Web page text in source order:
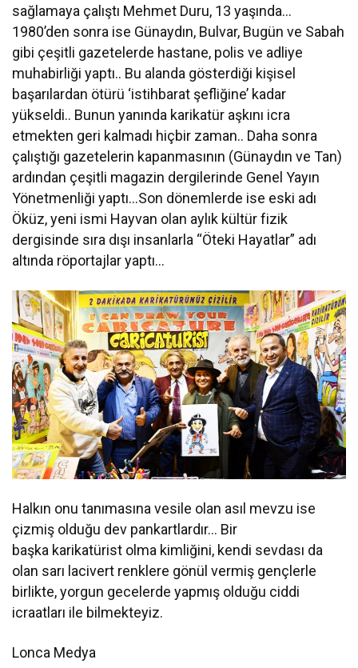
sağlamaya çalıştı Mehmet Duru, 13 yaşında…
1980’den sonra ise Günaydın, Bulvar, Bugün ve Sabah
gibi çeşitli gazetelerde hastane, polis ve adliye
muhabirliği yaptı.. Bu alanda gösterdiği kişisel
başarılardan ötürü ‘istihbarat şefliğine’ kadar
yükseldi.. Bunun yanında karikatür aşkını icra
etmekten geri kalmadı hiçbir zaman.. Daha sonra
çalıştığı gazetelerin kapanmasının (Günaydın ve Tan)
ardından çeşitli magazin dergilerinde Genel Yayın
Yönetmenliği yaptı…Son dönemlerde ise eski adı
Öküz, yeni ismi Hayvan olan aylık kültür fizik
dergisinde sıra dışı insanlarla “Öteki Hayatlar” adı
altında röportajlar yaptı…
Halkın onu tanımasına vesile olan asıl mevzu ise
çizmiş olduğu dev pankartlardır… Bir
başka karikatürist olma kimliğini, kendi sevdası da
olan sarı lacivert renklere gönül vermiş gençlerle
birlikte, yorgun gecelerde yapmış olduğu ciddi
icraatları ile bilmekteyiz.
Lonca Medya